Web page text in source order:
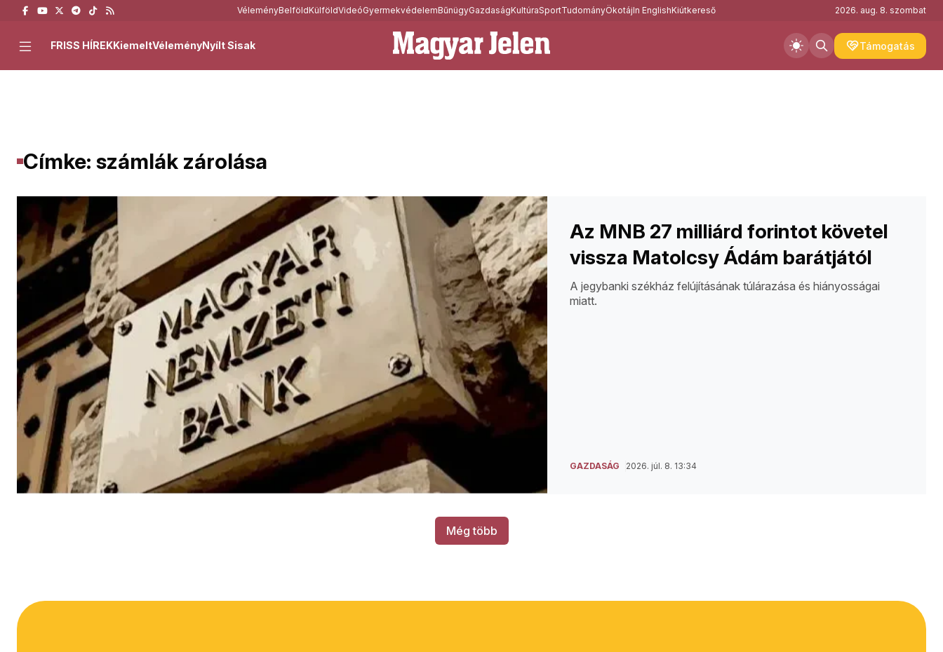
VéleményBelföldKülföldVideóGyermekvédelemBűnügyGazdaságKultúraSportTudományÖkotájIn EnglishKiútkereső 2026. aug. 8. szombat
Támogatás
FRISS HÍREKKiemeltVéleményNyílt Sisak
Címke: számlák zárolása
Az MNB 27 milliárd forintot követel
vissza Matolcsy Ádám barátjától
A jegybanki székház felújításának túlárazása és hiányosságai
miatt.
GAZDASÁG 2026. júl. 8. 13:34
Még több